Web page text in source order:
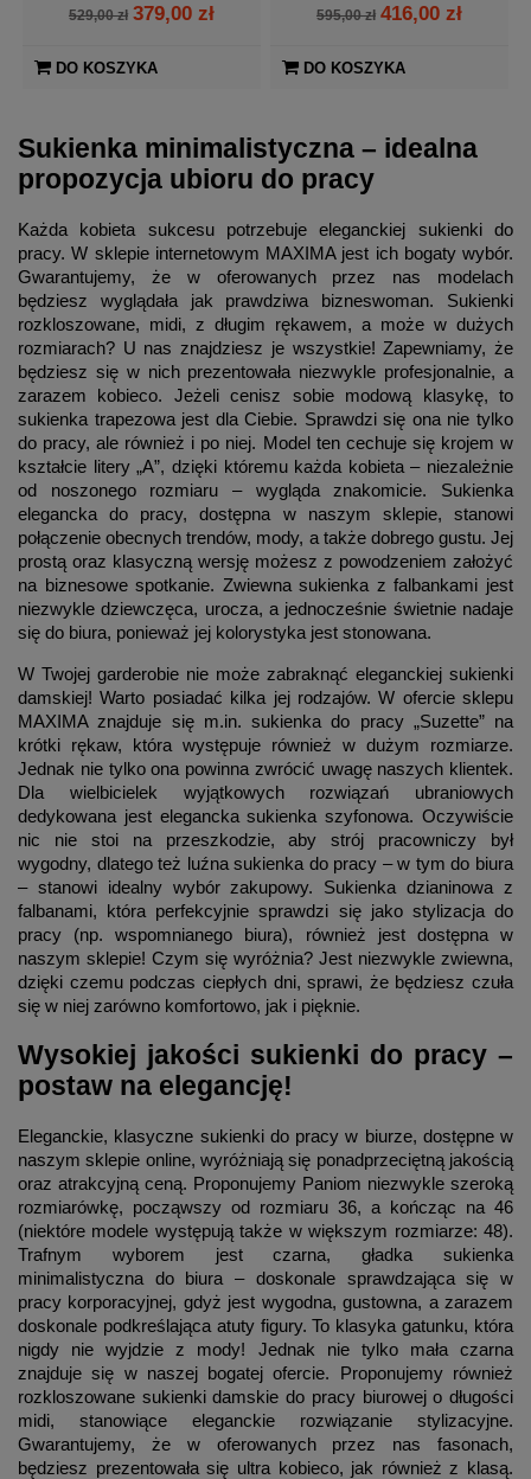
529,00 zł 379,00 zł
DO KOSZYKA
595,00 zł 416,00 zł
DO KOSZYKA
Sukienka minimalistyczna – idealna
propozycja ubioru do pracy
Każda kobieta sukcesu potrzebuje eleganckiej sukienki do
pracy. W sklepie internetowym MAXIMA jest ich bogaty wybór.
Gwarantujemy, że w oferowanych przez nas modelach
będziesz wyglądała jak prawdziwa bizneswoman. Sukienki
rozkloszowane, midi, z długim rękawem, a może w dużych
rozmiarach? U nas znajdziesz je wszystkie! Zapewniamy, że
będziesz się w nich prezentowała niezwykle profesjonalnie, a
zarazem kobieco. Jeżeli cenisz sobie modową klasykę, to
sukienka trapezowa jest dla Ciebie. Sprawdzi się ona nie tylko
do pracy, ale również i po niej. Model ten cechuje się krojem w
kształcie litery „A”, dzięki któremu każda kobieta – niezależnie
od noszonego rozmiaru – wygląda znakomicie. Sukienka
elegancka do pracy, dostępna w naszym sklepie, stanowi
połączenie obecnych trendów, mody, a także dobrego gustu. Jej
prostą oraz klasyczną wersję możesz z powodzeniem założyć
na biznesowe spotkanie. Zwiewna sukienka z falbankami jest
niezwykle dziewczęca, urocza, a jednocześnie świetnie nadaje
się do biura, ponieważ jej kolorystyka jest stonowana.
W Twojej garderobie nie może zabraknąć eleganckiej sukienki
damskiej! Warto posiadać kilka jej rodzajów. W ofercie sklepu
MAXIMA znajduje się m.in. sukienka do pracy „Suzette” na
krótki rękaw, która występuje również w dużym rozmiarze.
Jednak nie tylko ona powinna zwrócić uwagę naszych klientek.
Dla wielbicielek wyjątkowych rozwiązań ubraniowych
dedykowana jest elegancka sukienka szyfonowa. Oczywiście
nic nie stoi na przeszkodzie, aby strój pracowniczy był
wygodny, dlatego też luźna sukienka do pracy – w tym do biura
– stanowi idealny wybór zakupowy. Sukienka dzianinowa z
falbanami, która perfekcyjnie sprawdzi się jako stylizacja do
pracy (np. wspomnianego biura), również jest dostępna w
naszym sklepie! Czym się wyróżnia? Jest niezwykle zwiewna,
dzięki czemu podczas ciepłych dni, sprawi, że będziesz czuła
się w niej zarówno komfortowo, jak i pięknie.
Wysokiej jakości sukienki do pracy –
postaw na elegancję!
Eleganckie, klasyczne sukienki do pracy w biurze, dostępne w
naszym sklepie online, wyróżniają się ponadprzeciętną jakością
oraz atrakcyjną ceną. Proponujemy Paniom niezwykle szeroką
rozmiarówkę, począwszy od rozmiaru 36, a kończąc na 46
(niektóre modele występują także w większym rozmiarze: 48).
Trafnym wyborem jest czarna, gładka sukienka
minimalistyczna do biura – doskonale sprawdzająca się w
pracy korporacyjnej, gdyż jest wygodna, gustowna, a zarazem
doskonale podkreślająca atuty figury. To klasyka gatunku, która
nigdy nie wyjdzie z mody! Jednak nie tylko mała czarna
znajduje się w naszej bogatej ofercie. Proponujemy również
rozkloszowane sukienki damskie do pracy biurowej o długości
midi, stanowiące eleganckie rozwiązanie stylizacyjne.
Gwarantujemy, że w oferowanych przez nas fasonach,
będziesz prezentowała się ultra kobieco, jak również z klasą.